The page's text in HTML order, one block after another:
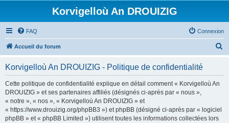
Korvigelloù An DROUIZIG
FAQ Connexion
Accueil du forum
Korvigelloù An DROUIZIG - Politique de confidentialité
Cette politique de confidentialité explique en détail comment « Korvigelloù An
DROUIZIG » et ses partenaires affiliés (désignés ci-après par « nous »,
« notre », « nos », « Korvigelloù An DROUIZIG » et
« https://www.drouizig.org/phpBB3 ») et phpBB (désigné ci-après par « logiciel
phpBB » et « phpBB Limited ») utilisent toutes les informations collectées lors